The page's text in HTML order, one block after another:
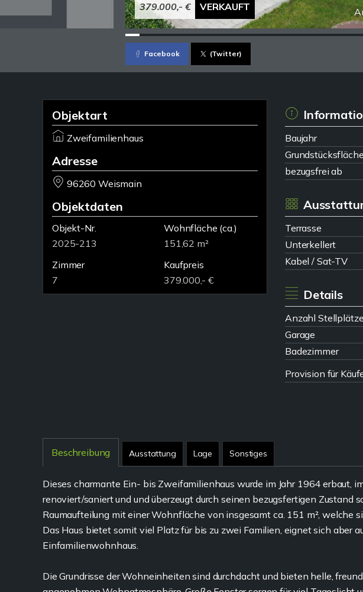
379.000,- € VERKAUFT
Facebook (Twitter)
Objektart
Zweifamilienhaus
Adresse
96260 Weismain
Objektdaten
Objekt-Nr.
2025-213
Wohnfläche (ca.)
151,62 m²
Zimmer
7
Kaufpreis
379.000,- €
Baujahr
bezugsfrei ab
Terrasse
Unterkellert
Kabel / Sat-TV
Details
Anzahl Stellplätze
Garage
Badezimmer
Provision für
Beschreibung Ausstattung Lage Sonstiges
Dieses charmante Ein- bis Zweifamilienhaus wurde im Jahr 1964 erbaut,
renoviert/saniert und und überzeugt durch seinen bezugsfertigen Zustand
Raumaufteilung mit einer Wohnfläche von insgesamt ca. 151 m², welche
Das Haus bietet somit viel Platz für bis zu zwei Familien, eignet sich aber
Einfamilienwohnhaus.
Die Grundrisse der Wohneinheiten sind durchdacht und bieten helle,